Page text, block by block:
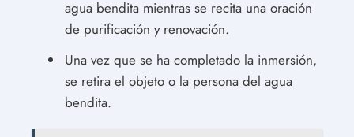
agua bendita mientras se recita una oración
de purificación y renovación.
Una vez que se ha completado la inmersión,
se retira el objeto o la persona del agua
bendita.